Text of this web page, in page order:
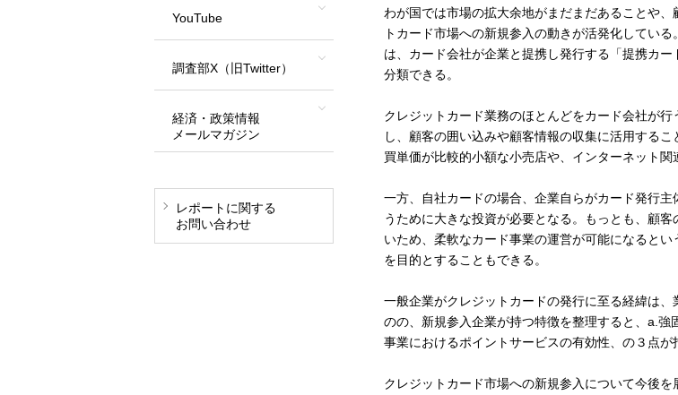
わが国では市場の拡大余地がまだまだあることや
トカード市場への新規参入の動きが活発化してい
は、カード会社が企業と提携し発行する「提携カ
分類できる。
クレジットカード業務のほとんどをカード会社が
し、顧客の囲い込みや顧客情報の収集に活用する
買単価が比較的小額な小売店や、インターネット
一方、自社カードの場合、企業自らがカード発行
うために大きな投資が必要となる。もっとも、顧
いため、柔軟なカード事業の運営が可能になると
を目的とすることもできる。
一般企業がクレジットカードの発行に至る経緯は
のの、新規参入企業が持つ特徴を整理すると、a.
事業におけるポイントサービスの有効性、の３点が
クレジットカード市場への新規参入について今後
YouTube
調査部X（旧Twitter）
経済・政策情報
メールマガジン
レポートに関する
お問い合わせ